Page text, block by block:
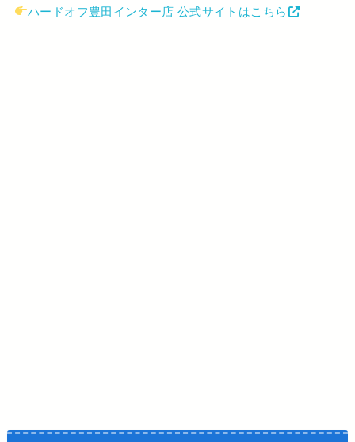
ハードオフ豊田インター店 公式サイトはこちら